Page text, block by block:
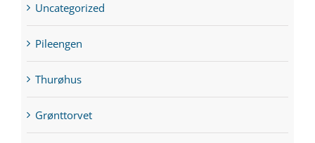
Uncategorized
Pileengen
Thurøhus
Grønttorvet